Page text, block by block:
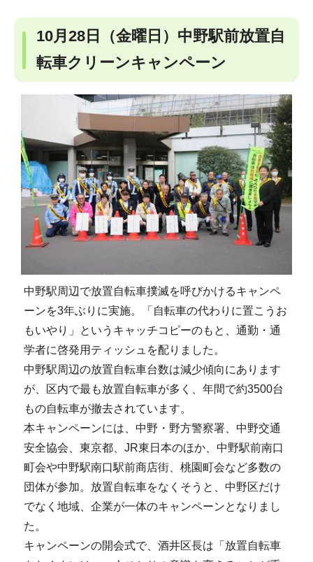
10月28日（金曜日）中野駅前放置自
転車クリーンキャンペーン
中野駅周辺で放置自転車撲滅を呼びかけるキャンペ
ーンを3年ぶりに実施。「自転車の代わりに置こうお
もいやり」というキャッチコピーのもと、通勤・通
学者に啓発用ティッシュを配りました。
中野駅周辺の放置自転車台数は減少傾向にあります
が、区内で最も放置自転車が多く、年間で約3500台
もの自転車が撤去されています。
本キャンペーンには、中野・野方警察署、中野交通
安全協会、東京都、JR東日本のほか、中野駅前南口
町会や中野駅南口駅前商店街、桃園町会など多数の
団体が参加。放置自転車をなくそうと、中野区だけ
でなく地域、企業が一体のキャンペーンとなりまし
た。
キャンペーンの開会式で、酒井区長は「放置自転車